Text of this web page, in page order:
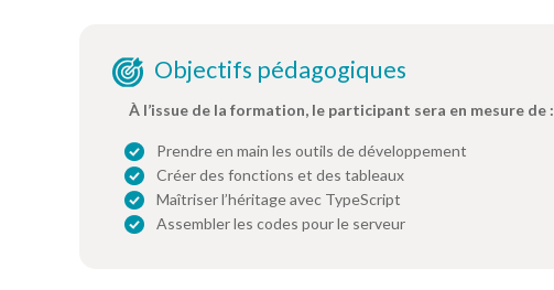
Objectifs pédagogiques
À l’issue de la formation, le participant sera en mesure de :
Prendre en main les outils de développement
Créer des fonctions et des tableaux
Maîtriser l’héritage avec TypeScript
Assembler les codes pour le serveur